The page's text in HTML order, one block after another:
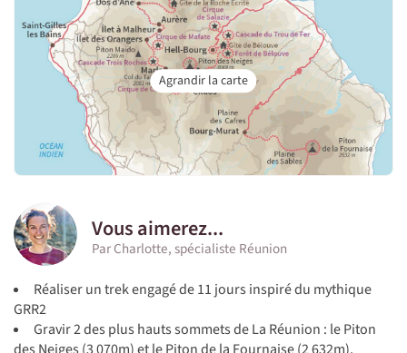
Vous aimerez...
Par Charlotte, spécialiste Réunion
Réaliser un trek engagé de 11 jours inspiré du mythique
GRR2
Gravir 2 des plus hauts sommets de La Réunion : le Piton
des Neiges (3 070m) et le Piton de la Fournaise (2 632m).